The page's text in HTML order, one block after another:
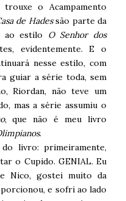
o Acampamento
de Hadessão parte da
ao estilo O Senhor dos
evidentemente. E o
nesse estilo, com
guiar a série toda, sem
Riordan, não teve um
mas a série assumiu o
, que não é meu livro
.
livro: primeiramente,
o Cupido. GENIAL. Eu
Nico, gostei muito da
e sofri ao lado